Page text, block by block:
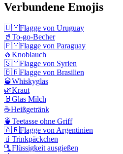
Verbundene Emojis
🇺🇾Flagge von Uruguay
🥤 To-go-Becher
🇵🇾Flagge von Paraguay
🧄 Knoblauch
🇸🇾Flagge von Syrien
🇧🇷Flagge von Brasilien
🥃Whiskyglas
🌿Kraut
🥛 Glas Milch
☕Heißgetränk
🍵 Teetasse ohne Griff
🇦🇷Flagge von Argentinien
🧃 Trinkpäckchen
🫗Flüssigkeit ausgießen